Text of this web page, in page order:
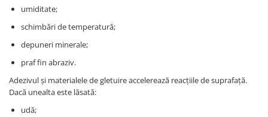
umiditate;
schimbări de temperatură;
depuneri minerale;
praf fin abraziv.
Adezivul și materialele de gletuire accelerează reacțiile de suprafață.
Dacă unealta este lăsată:
udă;